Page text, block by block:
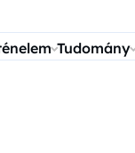
Tudomány